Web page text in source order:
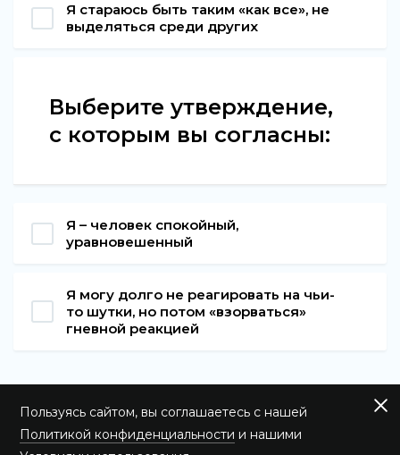
Я стараюсь быть таким «как все», не
выделяться среди других
Выберите утверждение,
с которым вы согласны:
Я – человек спокойный,
уравновешенный
Я могу долго не реагировать на чьи-
то шутки, но потом «взорваться»
гневной реакцией
Пользуясь сайтом, вы соглашаетесь с нашей
Политикой конфиденциальности и нашими